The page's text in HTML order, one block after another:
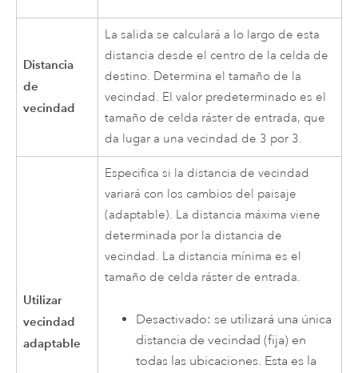
Distancia
de
vecindad
La salida se calculará a lo largo de esta
distancia desde el centro de la celda de
destino. Determina el tamaño de la
vecindad. El valor predeterminado es el
tamaño de celda ráster de entrada, que
da lugar a una vecindad de 3 por 3.
Utilizar
vecindad
adaptable
Especifica si la distancia de vecindad
variará con los cambios del paisaje
(adaptable). La distancia máxima viene
determinada por la distancia de
vecindad. La distancia mínima es el
tamaño de celda ráster de entrada.
Desactivado: se utilizará una única
distancia de vecindad (fija) en
todas las ubicaciones. Esta es la